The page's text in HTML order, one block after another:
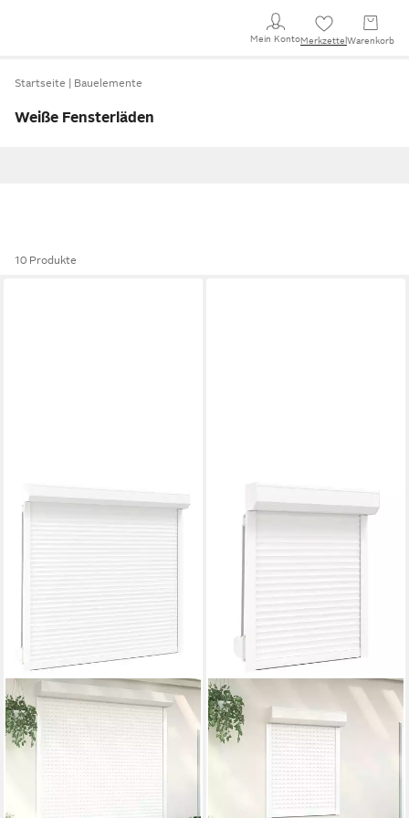
Mein KontoMerkzettel Warenkorb
Startseite Bauelemente
Weiße Fensterläden
10 Produkte